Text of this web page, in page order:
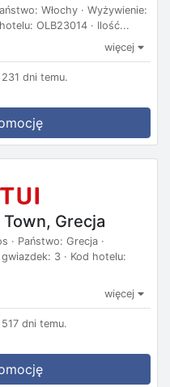
Włochy · Wyżywienie:
OLB23014 · Ilość...
więcej
dni temu.
Grecja
· Państwo: Grecja ·
3 · Kod hotelu:
więcej
dni temu.